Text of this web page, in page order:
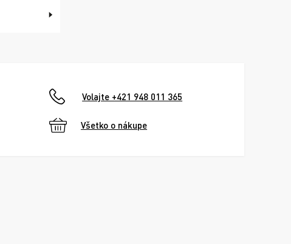
Volajte +421 948 011 365
Všetko o nákupe